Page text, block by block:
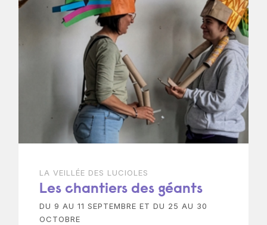
LA VEILLÉE DES LUCIOLES
Les chantiers des géants
DU 9 AU 11 SEPTEMBRE ET DU 25 AU 30
OCTOBRE